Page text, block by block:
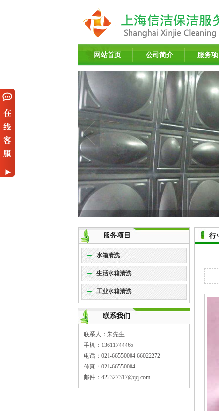
网站首页 公司简介 服务
服务项目
水箱清洗
生活水箱清洗
工业水箱清洗
联系我们
联系人：朱先生
手机：13611744465
电话：021-66550004 66022272
传真：021-66550004
邮件：422327317@qq.com
行